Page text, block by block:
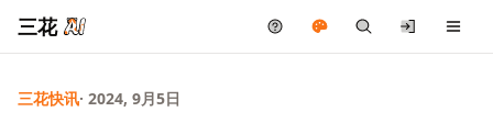
三花
三花快讯· 2024, 9月5日